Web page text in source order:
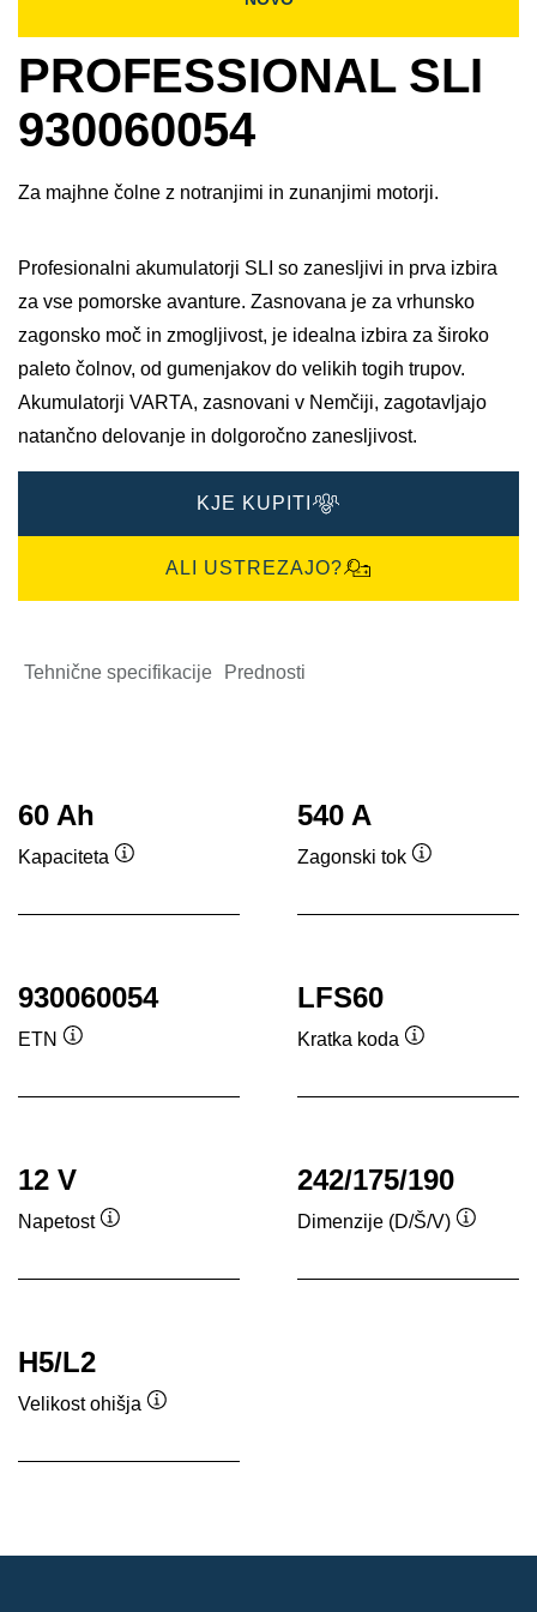
PROFESSIONAL SLI
930060054
Za majhne čolne z notranjimi in zunanjimi motorji.
Profesionalni akumulatorji SLI so zanesljivi in prva izbira
za vse pomorske avanture. Zasnovana je za vrhunsko
zagonsko moč in zmogljivost, je idealna izbira za široko
paleto čolnov, od gumenjakov do velikih togih trupov.
Akumulatorji VARTA, zasnovani v Nemčiji, zagotavljajo
natančno delovanje in dolgoročno zanesljivost.
KJE KUPITI
ALI USTREZAJO?
Tehnične specifikacije Prednosti
60 Ah
Kapaciteta
540 A
Zagonski tok
930060054
ETN
LFS60
Kratka koda
12 V
Napetost
242/175/190
Dimenzije (D/Š/V)
H5/L2
Velikost ohišja